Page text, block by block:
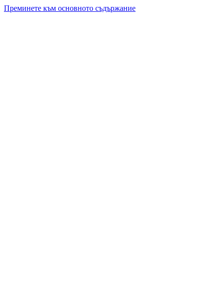
Преминете към основното съдържание